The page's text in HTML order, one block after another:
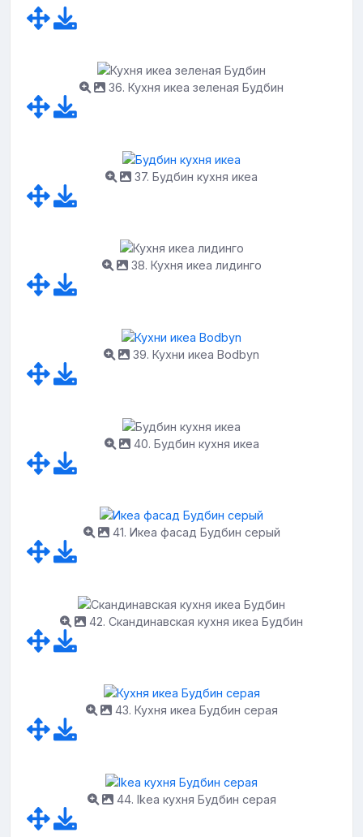
36. Кухня икеа зеленая Будбин
37. Будбин кухня икеа
38. Кухня икеа лидинго
39. Кухни икеа Bodbyn
40. Будбин кухня икеа
41. Икеа фасад Будбин серый
42. Скандинавская кухня икеа Будбин
43. Кухня икеа Будбин серая
44. Ikea кухня Будбин серая